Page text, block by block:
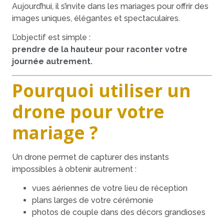
Aujourd’hui, il s’invite dans les mariages pour offrir des
images uniques, élégantes et spectaculaires.
L’objectif est simple :
prendre de la hauteur pour raconter votre
journée autrement.
Pourquoi utiliser un
drone pour votre
mariage ?
Un drone permet de capturer des instants
impossibles à obtenir autrement :
vues aériennes de votre lieu de réception
plans larges de votre cérémonie
photos de couple dans des décors grandioses